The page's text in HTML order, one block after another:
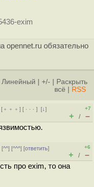
exim
opennet.ru обязательно
Линейный +/-
Раскрыть
всё
RSS
[ ﹢﹢﹢] [ · · ·][↓]
+7
+ / –
[^^] [^^^] [ответить]
+6
+ / –
про exim, то она